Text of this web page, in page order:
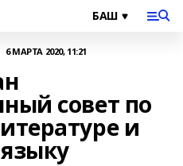
6 МАРТА 2020, 11:21
совет по
и